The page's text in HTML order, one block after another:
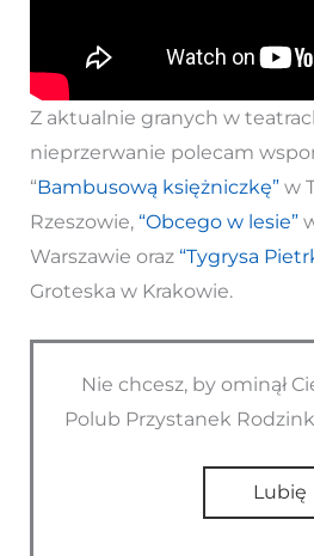
Z aktualnie granych w
nieprzerwanie polecam
“Bambusową księżniczkę”w
Rzeszowie, “Obcego w lesie”
Warszawie oraz “Tygrysa
Groteska w Krakowie.
Nie chcesz, by ominął
Polub Przystanek
Lubię